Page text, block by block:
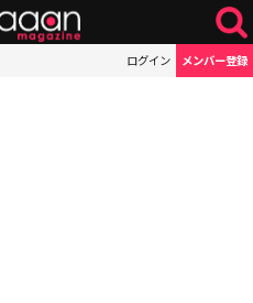
ログイン メンバー登録